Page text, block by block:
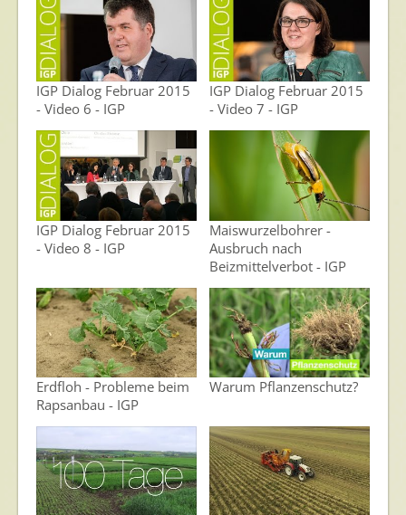
IGP Dialog Februar 2015
- Video 6 - IGP
IGP Dialog Februar 2015
- Video 7 - IGP
IGP Dialog Februar 2015
- Video 8 - IGP
Maiswurzelbohrer -
Ausbruch nach
Beizmittelverbot - IGP
Erdfloh - Probleme beim
Rapsanbau - IGP
Warum Pflanzenschutz?